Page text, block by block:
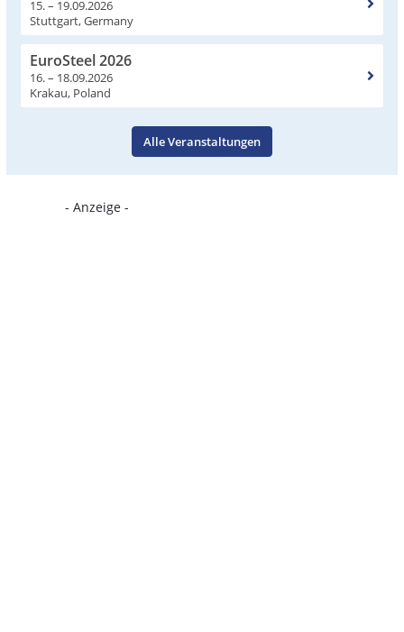
15. – 19.09.2026
Stuttgart, Germany
EuroSteel 2026
16. – 18.09.2026
Krakau, Poland
Alle Veranstaltungen
- Anzeige -